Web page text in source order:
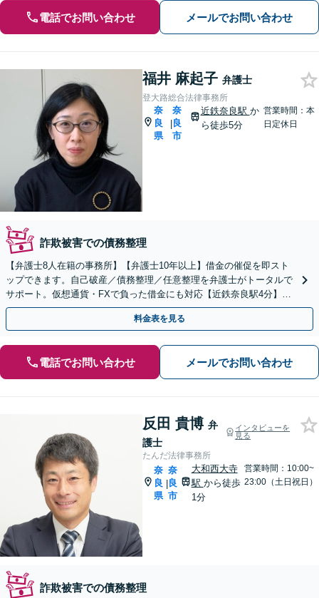
電話でお問い合わせ メールでお問い合わせ
福井 麻起子 弁護士
登大路総合法律事務所
奈
良
県
|
奈
良
市
近鉄奈良駅 か
ら徒歩5分
営業時間：本
日定休日
詐欺被害での債務整理
【弁護士8人在籍の事務所】【弁護士10年以上】借金の催促を即スト
ップできます。自己破産／債務整理／任意整理を弁護士がトータルで
サポート。仮想通貨・FXで負った借金にも対応【近鉄奈良駅4分】
【夜間・休日の相談可能】【オンライン相談可能】
料金表を見る
電話でお問い合わせ メールでお問い合わせ
反田 貴博 弁
護士
インタビューを
見る
たんだ法律事務所
奈
良
県
|
奈
良
市
大和西大寺
駅 から徒歩
1分
営業時間：10:00~
23:00（土日祝日）
詐欺被害での債務整理